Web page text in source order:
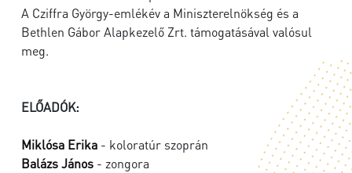
A Cziffra György-emlékév a Miniszterelnökség és a
Bethlen Gábor Alapkezelő Zrt. támogatásával valósul
meg.
ELŐADÓK:
Miklósa Erika - koloratúr szoprán
Balázs János - zongora